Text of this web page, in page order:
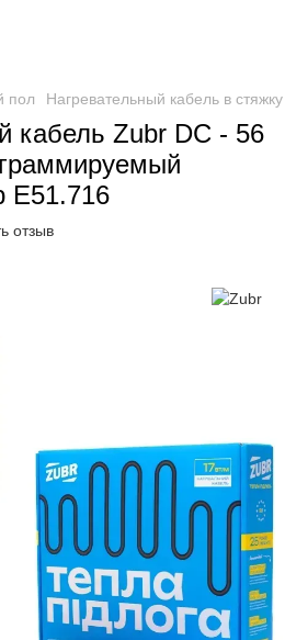
пол Нагревательный кабель в стяжку
кабель Zubr DC - 56
E51.716
отзыв